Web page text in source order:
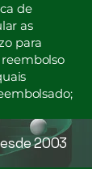
de
as
para
2003